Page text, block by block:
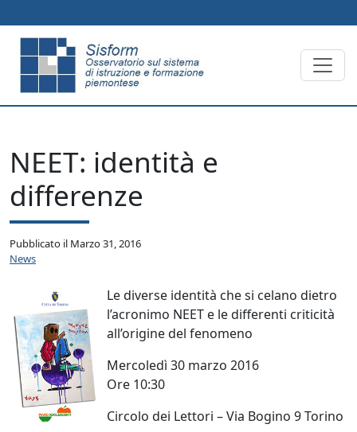
NEET: identità e
differenze
Pubblicato il Marzo 31, 2016
News
Le diverse identità che si celano dietro
l’acronimo NEET e le differenti criticità
all’origine del fenomeno
Mercoledì 30 marzo 2016
Ore 10:30
Circolo dei Lettori – Via Bogino 9 Torino